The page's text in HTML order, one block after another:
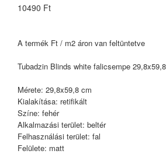
10490 Ft
A termék Ft / m2 áron van feltüntetve
Tubadzin Blinds white falicsempe
Mérete: 29,8x59,8 cm
Kialakítása: retifikált
Színe: fehér
Alkalmazási terület: beltér
Felhasználási terület: fal
Felülete: matt